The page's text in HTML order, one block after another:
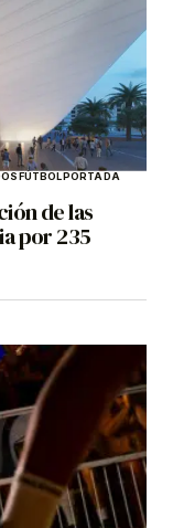
FÚTBOLPORTADA
de las
por 235